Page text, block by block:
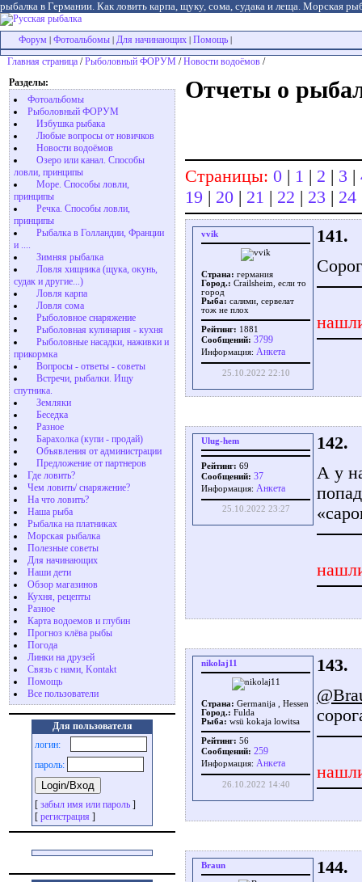
рыбалка в Германии. Как ловить карпа, щуку, сома, судака и леща. Морская
Форум Фотоальбомы Для начинающих Помощь
Главная страница /Рыболовный ФОРУМ /Новости водоёмов /
Разделы:
Фотоальбомы
Рыболовный ФОРУМ
Избушка рыбака
Любые вопросы от новичков
Новости водоёмов
Озеро или канал. Способы
ловли, принципы
Море. Способы ловли,
принципы
Речка. Способы ловли,
принципы
Рыбалка в Голландии, Франции
и ....
Зимняя рыбалка
Ловля хищника (щука, окунь,
судак и другие...)
Ловля карпа
Ловля сома
Рыболовное снаряжение
Рыболовная кулинария - кухня
Рыболовные насадки, наживки и
прикормка
Вопросы - ответы - советы
Встречи, рыбалки. Ищу
спутника.
Земляки
Беседка
Разное
Барахолка (купи - продай)
Объявления от администрации
Предложение от партнеров
Где ловить?
Чем ловить/ снаряжение?
На что ловить?
Наша рыба
Рыбалка на платниках
Морская рыбалка
Полезные советы
Для начинающих
Наши дети
Обзор магазинов
Кухня, рецепты
Разное
Карта водоемов и глубин
Прогноз клёва рыбы
Погода
Линки на друзей
Связь с нами, Kontakt
Помощь
Все пользователи
Для пользователя
логин:
пароль:
[ забыл имя или пароль ]
[ регистрация ]
Отчеты о
Страницы: 0 | 1 | 2 | 3 |
19 | 20 | 21 | 22 | 23 | 24
vvik
Страна: германия
Город.: Crailsheim, если то
город
Рыба: салями, сервелат
тож не плох
Рейтинг: 1881
Сообщений: 3799
Информация: Aнкета
25.10.2022 22:10
141.
Ulug-hem
Рейтинг: 69
Сообщений: 37
Информация: Aнкета
25.10.2022 23:27
142.
А у
nikolaj11
Страна: Germanija , Hessen
Город.: Fulda
Рыба: wsü kokaja lowitsa
Рейтинг: 56
Сообщений: 259
Информация: Aнкета
26.10.2022 14:40
143.
Braun
144.